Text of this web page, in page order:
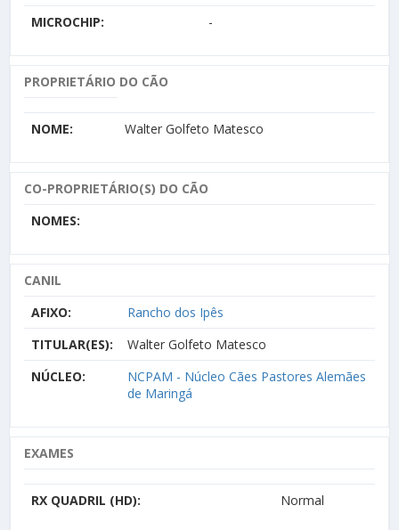
MICROCHIP:
-
PROPRIETÁRIO DO CÃO
NOME: Walter Golfeto Matesco
CO-PROPRIETÁRIO(S) DO CÃO
NOMES:
CANIL
AFIXO:
Rancho dos Ipês
TITULAR(ES):
Walter Golfeto Matesco
NÚCLEO:
NCPAM - Núcleo Cães Pastores Alemães
de Maringá
EXAMES
RX QUADRIL (HD): Normal